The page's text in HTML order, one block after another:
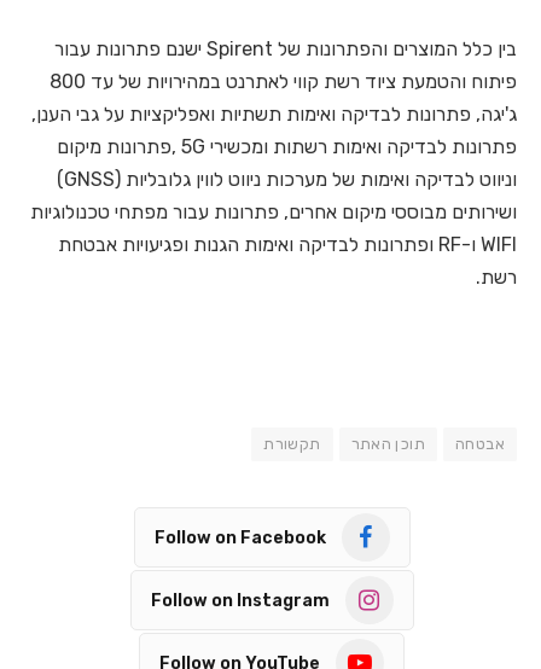
בין כלל המוצרים והפתרונות של Spirent ישנם פתרונות עבור
פיתוח והטמעת ציוד רשת קווי לאתרנט במהירויות של עד 800
ג'יגה, פתרונות לבדיקה ואימות תשתיות ואפליקציות על גבי הענן,
פתרונות לבדיקה ואימות רשתות ומכשירי 5G ,פתרונות מיקום
וניווט לבדיקה ואימות של מערכות ניווט לווין גלובליות (GNSS)
ושירותים מבוססי מיקום אחרים, פתרונות עבור מפתחי טכנולוגיות
WIFI ו-RF ופתרונות לבדיקה ואימות הגנות ופגיעויות אבטחת
רשת.
אבטחה תוכן האתר תקשורת
Follow on Facebook
Follow on Instagram
Follow on YouTube